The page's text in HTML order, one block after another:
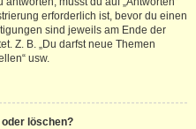
erforderlich ist, bevor du einen
sind jeweils am Ende der
Z. B. „Du darfst neue Themen
usw.
löschen?